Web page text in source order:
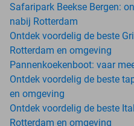
Safaripark Beekse Bergen:
nabij Rotterdam
Ontdek voordelig de beste
Rotterdam en omgeving
Pannenkoekenboot: vaar
Ontdek voordelig de beste
en omgeving
Ontdek voordelig de beste
Rotterdam en omgeving